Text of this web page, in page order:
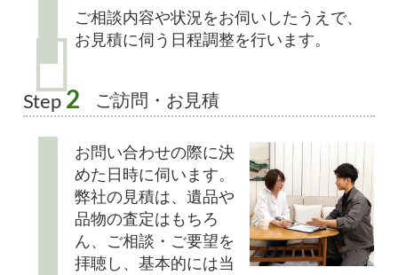
ご相談内容や状況をお伺いしたうえで、
お見積に伺う日程調整を行います。
Step 2 ご訪問・お見積
お問い合わせの際に決
めた日時に伺います。
弊社の見積は、遺品や
品物の査定はもちろ
ん、ご相談・ご要望を
拝聴し、基本的には当